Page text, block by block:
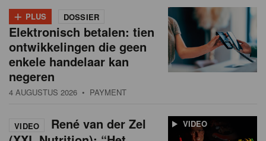
+ PLUS DOSSIER
Elektronisch betalen: tien
ontwikkelingen die geen
enkele handelaar kan
negeren
4 AUGUSTUS 2026 • PAYMENT
VIDEO
VIDEO
René van der Zel